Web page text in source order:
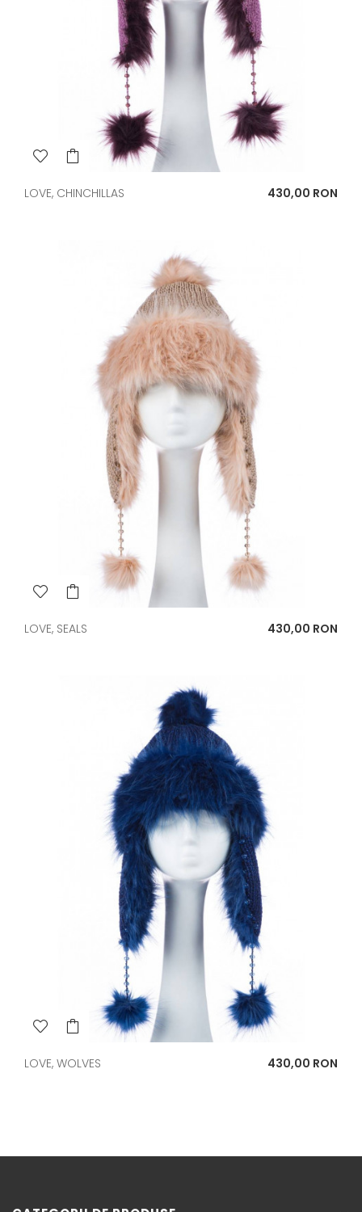
LOVE, CHINCHILLAS Pret
430,00 RON
LOVE, SEALS Pret
430,00 RON
LOVE, WOLVES Pret
430,00 RON